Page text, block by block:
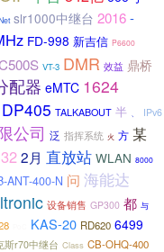
slr1000中继台 2016-
FD-998 新吉信 P6600
VT-3 DMR 效益 鼎桥
配器 eMTC 1624
DP405 TALKABOUT 半 、 IPv6
公司 泛 指挥系统 火 方 某
2月 直放站 WLAN 8000
ANT-400-N 问 海能达
设备销售 GP300 都 与
KAS-20 RD620 6499
斯r70中继台 Class CB-OHQ-400